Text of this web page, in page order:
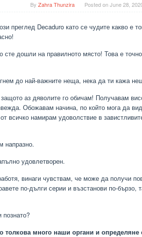
By Zahra Thunzira Posted onJune 28,
преглед Decaduro като се чудите какво е
сте дошли на правилното място! Това е
до най-важните неща, нека да ти кажа
аз дяволите го обичам! Получавам
Обожавам начина, по който мога да
всичко намирам удоволствие в
напразно.
удовлетворен.
винаги чувствам, че може да получи
по-дълги серии и възстанови по-
познато?
толкова много наши органи и определяне